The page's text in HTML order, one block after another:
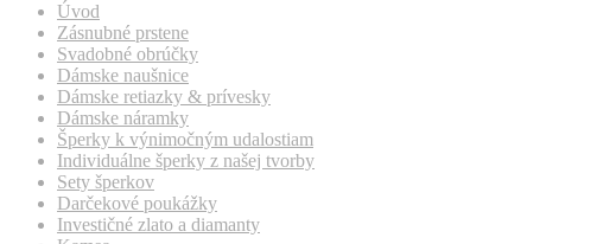
Úvod
Zásnubné prstene
Svadobné obrúčky
Dámske naušnice
Dámske retiazky & prívesky
Dámske náramky
Šperky k výnimočným udalostiam
Individuálne šperky z našej tvorby
Sety šperkov
Darčekové poukážky
Investičné zlato a diamanty